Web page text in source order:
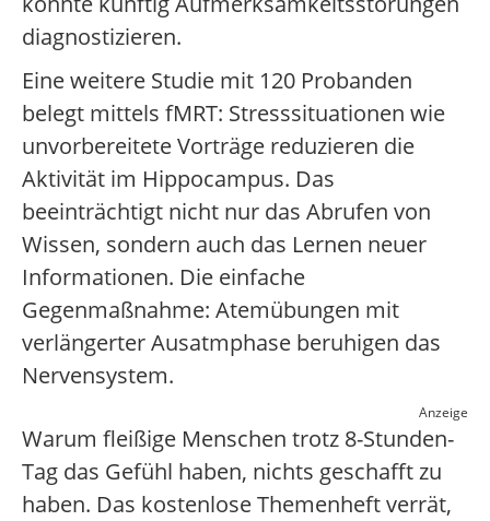
diagnostizieren.
Eine weitere Studie mit 120 Probanden
belegt mittels fMRT: Stresssituationen wie
unvorbereitete Vorträge reduzieren die
Aktivität im Hippocampus. Das
beeinträchtigt nicht nur das Abrufen von
Wissen, sondern auch das Lernen neuer
Informationen. Die einfache
Gegenmaßnahme: Atemübungen mit
verlängerter Ausatmphase beruhigen das
Nervensystem.
Anzeige
Warum fleißige Menschen trotz 8-Stunden-
Tag das Gefühl haben, nichts geschafft zu
haben. Das kostenlose Themenheft verrät,